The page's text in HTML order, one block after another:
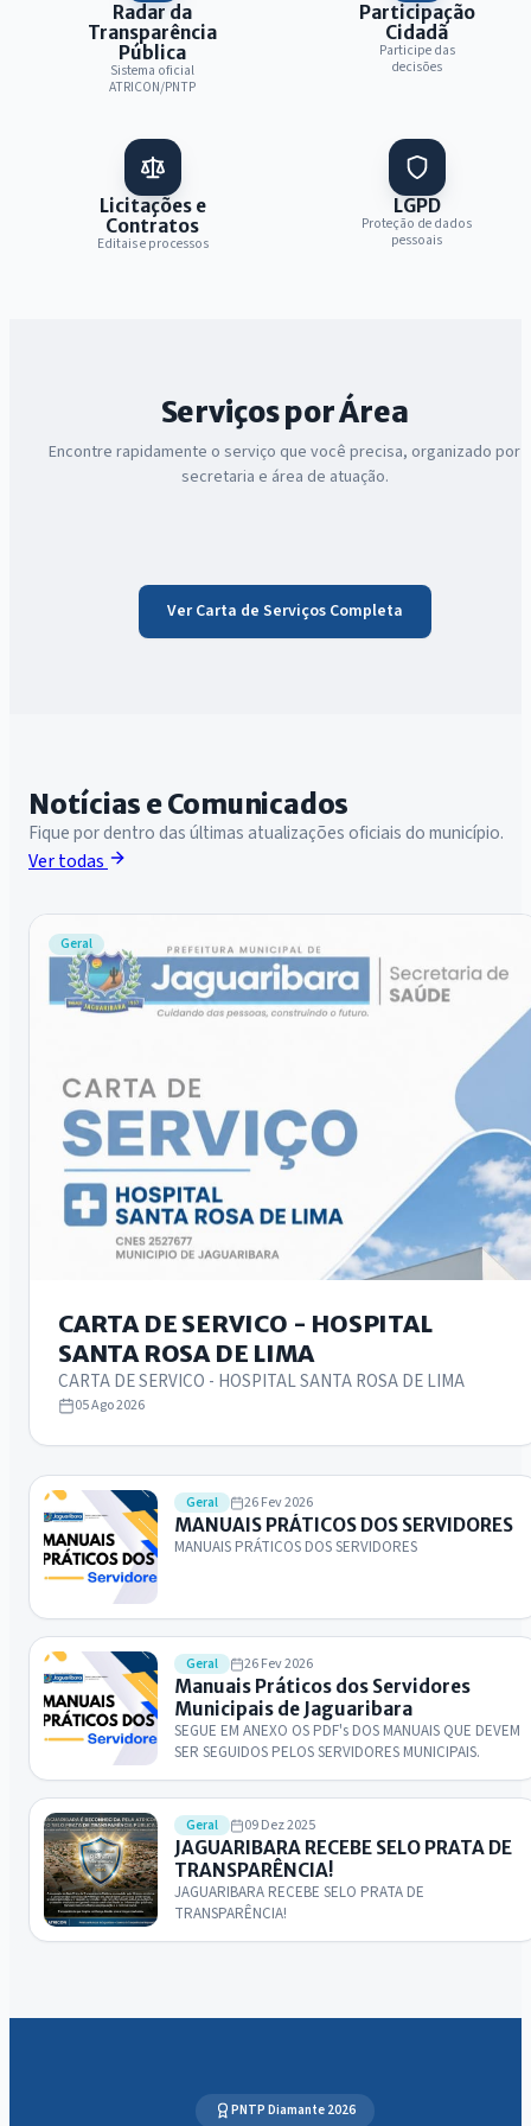
Radar da
Transparência
Pública
Sistema oficial
ATRICON/PNTP
Participação
Cidadã
Participe das
decisões
Licitações e
Contratos
Editais e processos
LGPD
Proteção de dados
pessoais
Serviços por Área
Encontre rapidamente o serviço que você precisa, organizado por
secretaria e área de atuação.
Ver Carta de Serviços Completa
Notícias e Comunicados
Fique por dentro das últimas atualizações oficiais do município.
Ver todas
Geral
CARTA DE SERVICO - HOSPITAL
SANTA ROSA DE LIMA
CARTA DE SERVICO - HOSPITAL SANTA ROSA DE LIMA
05 Ago 2026
Geral 26 Fev 2026
MANUAIS PRÁTICOS DOS SERVIDORES
MANUAIS PRÁTICOS DOS SERVIDORES
Geral 26 Fev 2026
Manuais Práticos dos Servidores
Municipais de Jaguaribara
SEGUE EM ANEXO OS PDF's DOS MANUAIS QUE DEVEM
SER SEGUIDOS PELOS SERVIDORES MUNICIPAIS.
Geral 09 Dez 2025
JAGUARIBARA RECEBE SELO PRATA DE
TRANSPARÊNCIA!
JAGUARIBARA RECEBE SELO PRATA DE
TRANSPARÊNCIA!
PNTP Diamante 2026